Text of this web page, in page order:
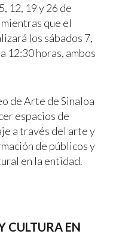
12, 19 y 26 de
que el
los sábados 7,
12:30 horas, ambos
de Arte de Sinaloa
espacios de
a través del arte y
de públicos y
en la entidad.
CULTURA EN